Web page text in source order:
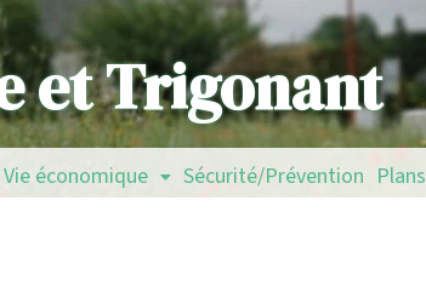
et Trigonant
Vie économique Sécurité/Prévention Plans